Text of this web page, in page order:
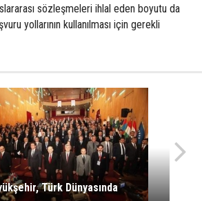
sözleşmeleri ihlal eden boyutu da
yollarının kullanılması için gerekli
Türk Dünyasında